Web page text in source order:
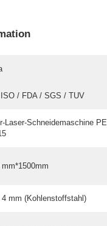
/ FDA / SGS / TUV
Laser-Schneidemaschine
mm*1500mm
mm (Kohlenstoffstahl)